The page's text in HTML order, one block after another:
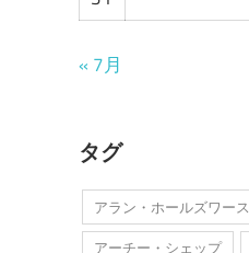
« 7月
タグ
アラン・ホールズワース
アーチー・シェップ